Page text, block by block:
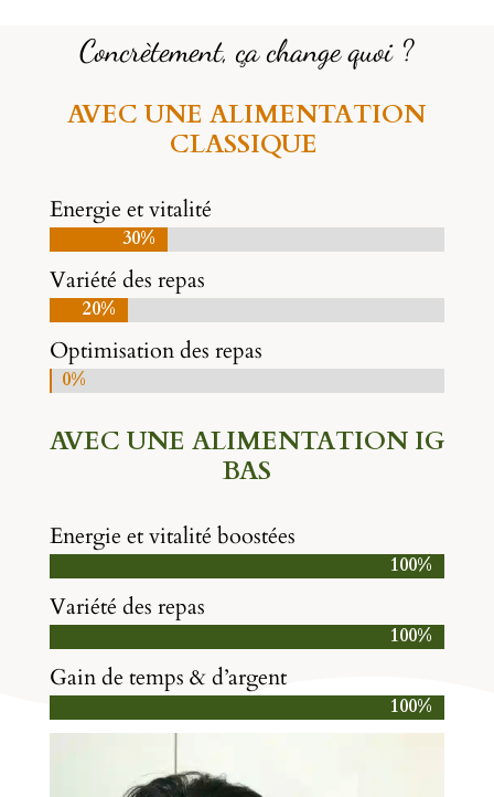
Concrètement, ça change quoi ?
AVEC UNE ALIMENTATION
CLASSIQUE
Energie et vitalité
30%
30%
Variété des repas
20%
20%
Optimisation des repas
0%
0%
AVEC UNE ALIMENTATION IG
BAS
Energie et vitalité boostées
100%
100%
Variété des repas
100%
100%
Gain de temps & d’argent
100%
100%